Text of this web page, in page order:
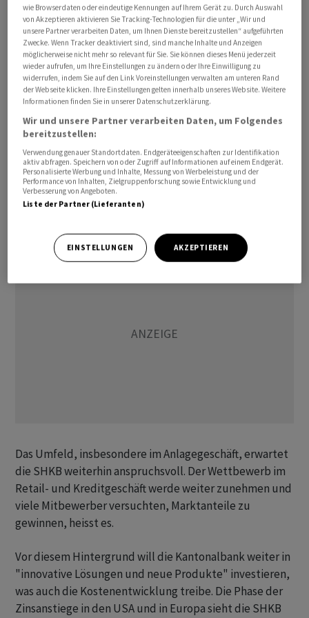
Das aktuelle Zinsumfeld habe nach dem Ende der
Negativzinsära zu einer markanten Steigerung des
Zinsengeschäfts geführt. Zudem habe ein reger
Devisenhandel zum guten Ergebnis beigetragen, heisst
es im Kommentar.
Der Netto-Erfolg aus dem Zinsgeschäft stieg damit um
35 Prozent auf 53,4 Millionen Franken. Im
Handelsgeschäft lag der Erfolg bei 7,4 Millionen und
damit fast 65 Prozent höher. Das Kommissions- und
Dienstleistungsgeschäft war im derzeit schwierigen
Umfeld dagegen leicht rückläufig - der Erfolg sank um
Das Umfeld, insbesondere im Anlagegeschäft, erwartet
die SHKB weiterhin anspruchsvoll. Der Wettbewerb im
Retail- und Kreditgeschäft werde weiter zunehmen und
viele Mitbewerber versuchten, Marktanteile zu
gewinnen, heisst es.
Vor diesem Hintergrund will die Kantonalbank weiter in
"innovative Lösungen und neue Produkte" investieren,
was auch die Kostenentwicklung treibe. Die Phase der
Zinsanstiege in den USA und in Europa sieht die SHKB
wie Browserdaten oder eindeutige Kennungen auf Ihrem Gerät zu. Durch Auswahl
von Akzeptieren aktivieren Sie Tracking-Technologien für die unter „Wir und
unsere Partner verarbeiten Daten, um Ihnen Dienste bereitzustellen“ aufgeführten
Zwecke. Wenn Tracker deaktiviert sind, sind manche Inhalte und Anzeigen
möglicherweise nicht mehr so relevant für Sie. Sie können dieses Menü jederzeit
wieder aufrufen, um Ihre Einstellungen zu ändern oder Ihre Einwilligung zu
widerrufen, indem Sie auf den Link Voreinstellungen verwalten am unteren Rand
der Webseite klicken. Ihre Einstellungen gelten innerhalb unseres Website. Weitere
Informationen finden Sie in unserer Datenschutzerklärung.
Wir und unsere Partner verarbeiten Daten, um Folgendes
bereitzustellen:
Verwendung genauer Standortdaten. Endgeräteeigenschaften zur Identifikation
aktiv abfragen. Speichern von oder Zugriff auf Informationen auf einem Endgerät.
Personalisierte Werbung und Inhalte, Messung von Werbeleistung und der
Performance von Inhalten, Zielgruppenforschung sowie Entwicklung und
Verbesserung von Angeboten.
Liste der Partner (Lieferanten)
EINSTELLUNGEN AKZEPTIEREN